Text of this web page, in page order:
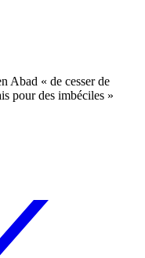
Abad « de cesser de
pour des imbéciles »